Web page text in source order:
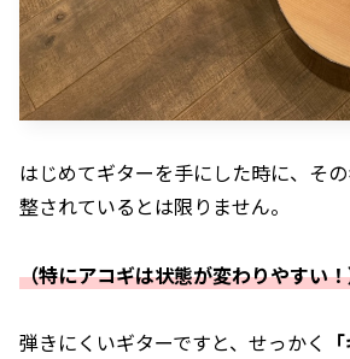
はじめてギターを手にした時に、そ
整されているとは限りません。
（特にアコギは状態が変わりやすい
弾きにくいギターですと、せっかく